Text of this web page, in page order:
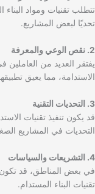
تتطلب تقنيات ومواد
تحديًا لبعض المشاريع.
2. نقص الوعي والمعرفة
يفتقر العديد من العاملين
الاستدامة، مما يعيق
3. التحديات التقنية
قد يكون تنفيذ تقنيات
التحديات في المشاريع
4. التشريعات والسياسات
في بعض المناطق، قد تكون
تقنيات البناء المستدام.